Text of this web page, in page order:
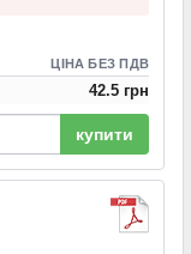
ЦІНА БЕЗ ПДВ
42.5 грн
купити